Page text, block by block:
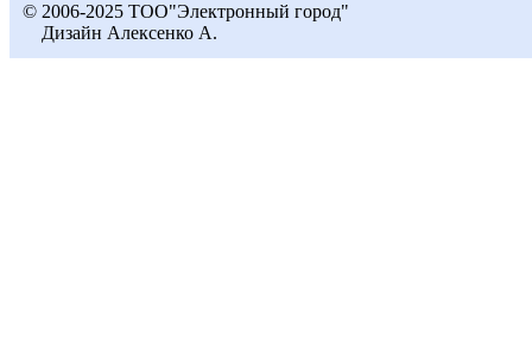
© 2006-2025 ТОО"Электронный город"
Дизайн Алексенко А.